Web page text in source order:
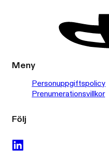
Meny
Personuppgiftspolicy
Prenumerationsvillkor
Följ